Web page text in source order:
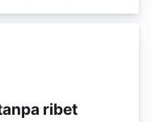
ribet